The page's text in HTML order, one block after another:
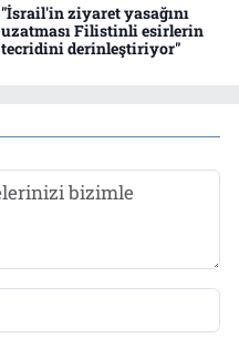
"İsrail'in ziyaret yasağını
uzatması Filistinli esirlerin
tecridini derinleştiriyor"